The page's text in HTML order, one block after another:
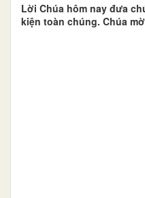
Lời Chúa hôm nay đưa
kiện toàn chúng. Chúa